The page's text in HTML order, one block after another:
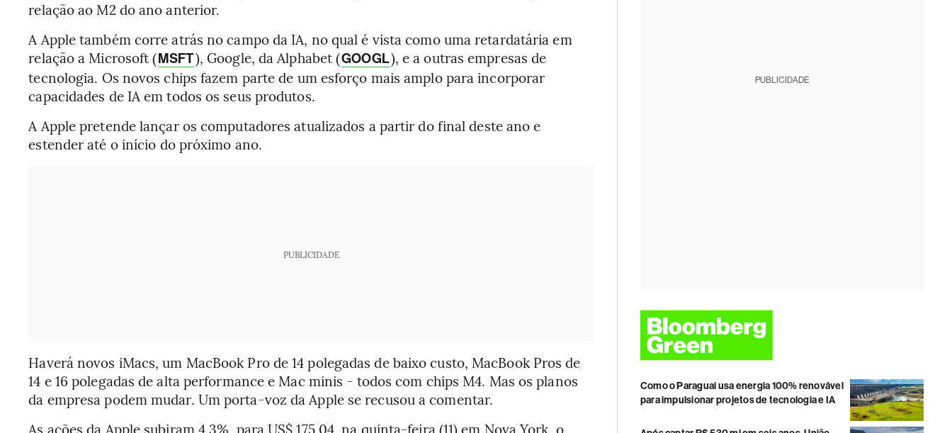
relação ao M2 do ano anterior.
A Apple também corre atrás no campo da IA, no qual é vista como uma retardatária em
relação a Microsoft (MSFT), Google, da Alphabet (GOOGL), e a outras empresas de
tecnologia. Os novos chips fazem parte de um esforço mais amplo para incorporar
capacidades de IA em todos os seus produtos.
A Apple pretende lançar os computadores atualizados a partir do final deste ano e
estender até o início do próximo ano.
PUBLICIDADE
Haverá novos iMacs, um MacBook Pro de 14 polegadas de baixo custo, MacBook Pros de
14 e 16 polegadas de alta performance e Mac minis - todos com chips M4. Mas os planos
da empresa podem mudar. Um porta-voz da Apple se recusou a comentar.
As ações da Apple subiram 4,3%, para US$ 175,04, na quinta-feira (11) em Nova York, o
PUBLICIDADE
Como o Paraguai usa energia 100% renovável
para impulsionar projetos de tecnologia e IA